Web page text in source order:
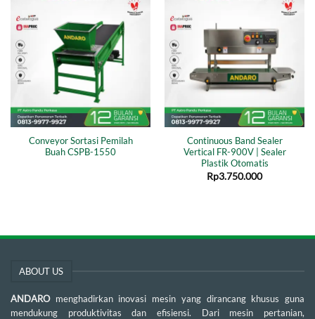
Conveyor Sortasi Pemilah
Buah CSPB-1550
Continuous Band Sealer
Vertical FR-900V | Sealer
Plastik Otomatis
Rp3.750.000
ABOUT US
ANDARO menghadirkan inovasi mesin yang dirancang khusus guna
mendukung produktivitas dan efisiensi. Dari mesin pertanian,